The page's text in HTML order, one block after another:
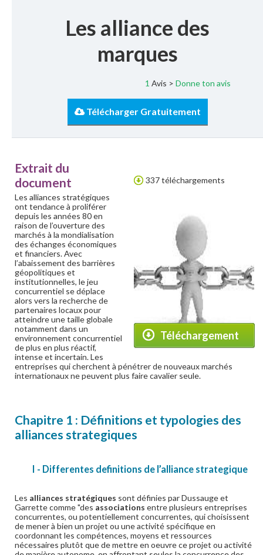
Les alliance des
marques
1 Avis > Donne ton avis
Télécharger Gratuitement
Téléchargement
337 téléchargements
Extrait du
document
Les alliances stratégiques
ont tendance à proliférer
depuis les années 80 en
raison de l’ouverture des
marchés à la mondialisation
des échanges économiques
et financiers. Avec
l’abaissement des barrières
géopolitiques et
institutionnelles, le jeu
concurrentiel se déplace
alors vers la recherche de
partenaires locaux pour
atteindre une taille globale
notamment dans un
environnement concurrentiel
de plus en plus réactif,
intense et incertain. Les
entreprises qui cherchent à pénétrer de nouveaux marchés
internationaux ne peuvent plus faire cavalier seule.
Chapitre 1 : Définitions et typologies des
alliances strategiques
I - Differentes definitions de l’alliance strategique
Les alliances stratégiques sont définies par Dussauge et
Garrette comme "des associations entre plusieurs entreprises
concurrentes, ou potentiellement concurrentes, qui choisissent
de mener à bien un projet ou une activité spécifique en
coordonnant les compétences, moyens et ressources
nécessaires plutôt que de mettre en oeuvre ce projet ou activité